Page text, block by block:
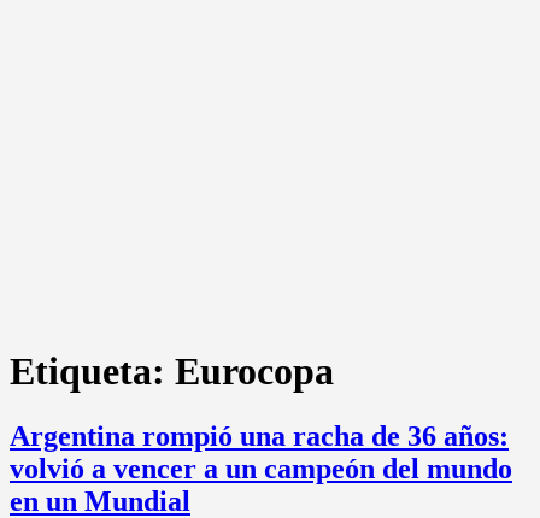
Etiqueta: Eurocopa
Argentina rompió una racha de 36 años:
volvió a vencer a un campeón del mundo
en un Mundial